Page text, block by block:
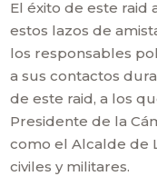
El éxito de este raid
estos lazos de
los responsables
a sus contactos
de este raid, a los
Presidente de la
como el Alcalde de
civiles y militares.